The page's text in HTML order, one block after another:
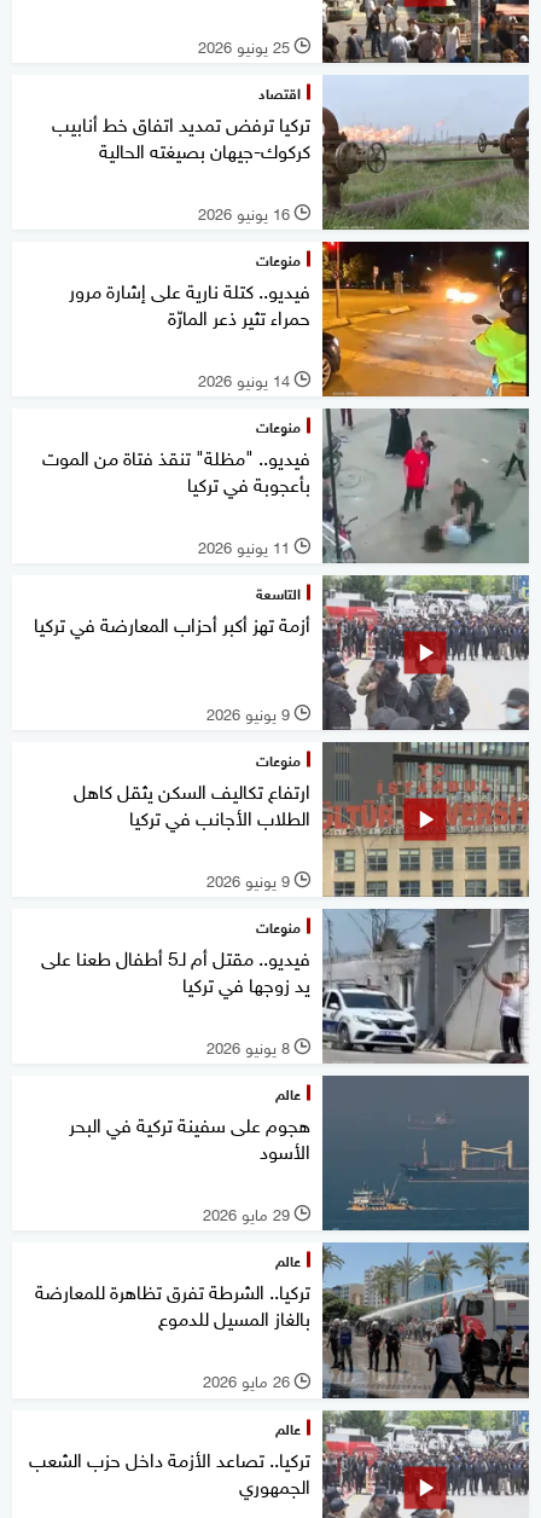
l 25 يونيو 2026
اقتصاد
تركيا ترفض تمديد اتفاق خط أنابيب
كركوك-جيهان بصيغته الحالية
l 16 يونيو 2026
منوعات
فيديو.. كتلة نارية على إشارة مرور
حمراء تثير ذعر المارّة
l 14 يونيو 2026
منوعات
فيديو.. "مظلة" تنقذ فتاة من الموت
بأعجوبة في تركيا
l 11 يونيو 2026
التاسعة
أزمة تهز أكبر أحزاب المعارضة في تركيا
l 9 يونيو 2026
منوعات
ارتفاع تكاليف السكن يثقل كاهل
الطلاب الأجانب في تركيا
l 9 يونيو 2026
منوعات
فيديو.. مقتل أم لـ5 أطفال طعنا على
يد زوجها في تركيا
l 8 يونيو 2026
عالم
هجوم على سفينة تركية في البحر
الأسود
l 29 مايو 2026
عالم
تركيا.. الشرطة تفرق تظاهرة للمعارضة
بالغاز المسيل للدموع
l 26 مايو 2026
عالم
تركيا.. تصاعد الأزمة داخل حزب الشعب
الجمهوري